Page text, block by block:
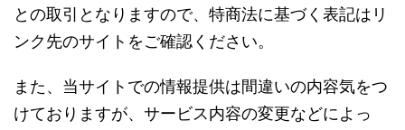
との取引となりますので、特商法に基づく表記はリ
ンク先のサイトをご確認ください。
また、当サイトでの情報提供は間違いの内容気をつ
けておりますが、サービス内容の変更などによっ